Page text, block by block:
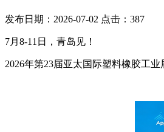
发布日期：2026-07-02 点击：387
7月8-11日，青岛见！
2026年第23届亚太国际塑料橡胶工